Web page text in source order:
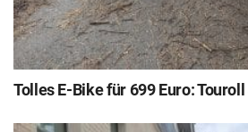
Tolles E-Bike für 699 Euro: